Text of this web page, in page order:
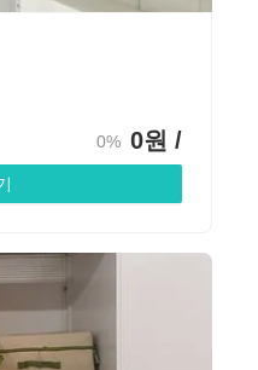
0% 0원 /